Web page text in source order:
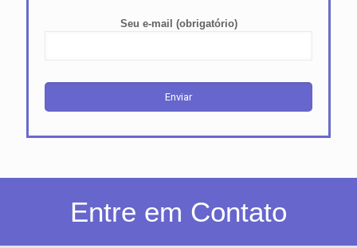
Seu e-mail (obrigatório)
Entre em Contato